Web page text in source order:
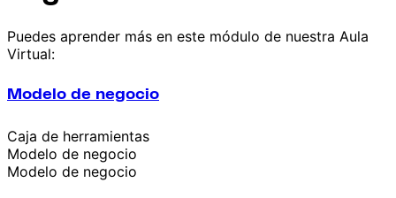
Puedes aprender más en este módulo de nuestra Aula
Virtual:
Modelo de negocio
Caja de herramientas
Modelo de negocio
Modelo de negocio